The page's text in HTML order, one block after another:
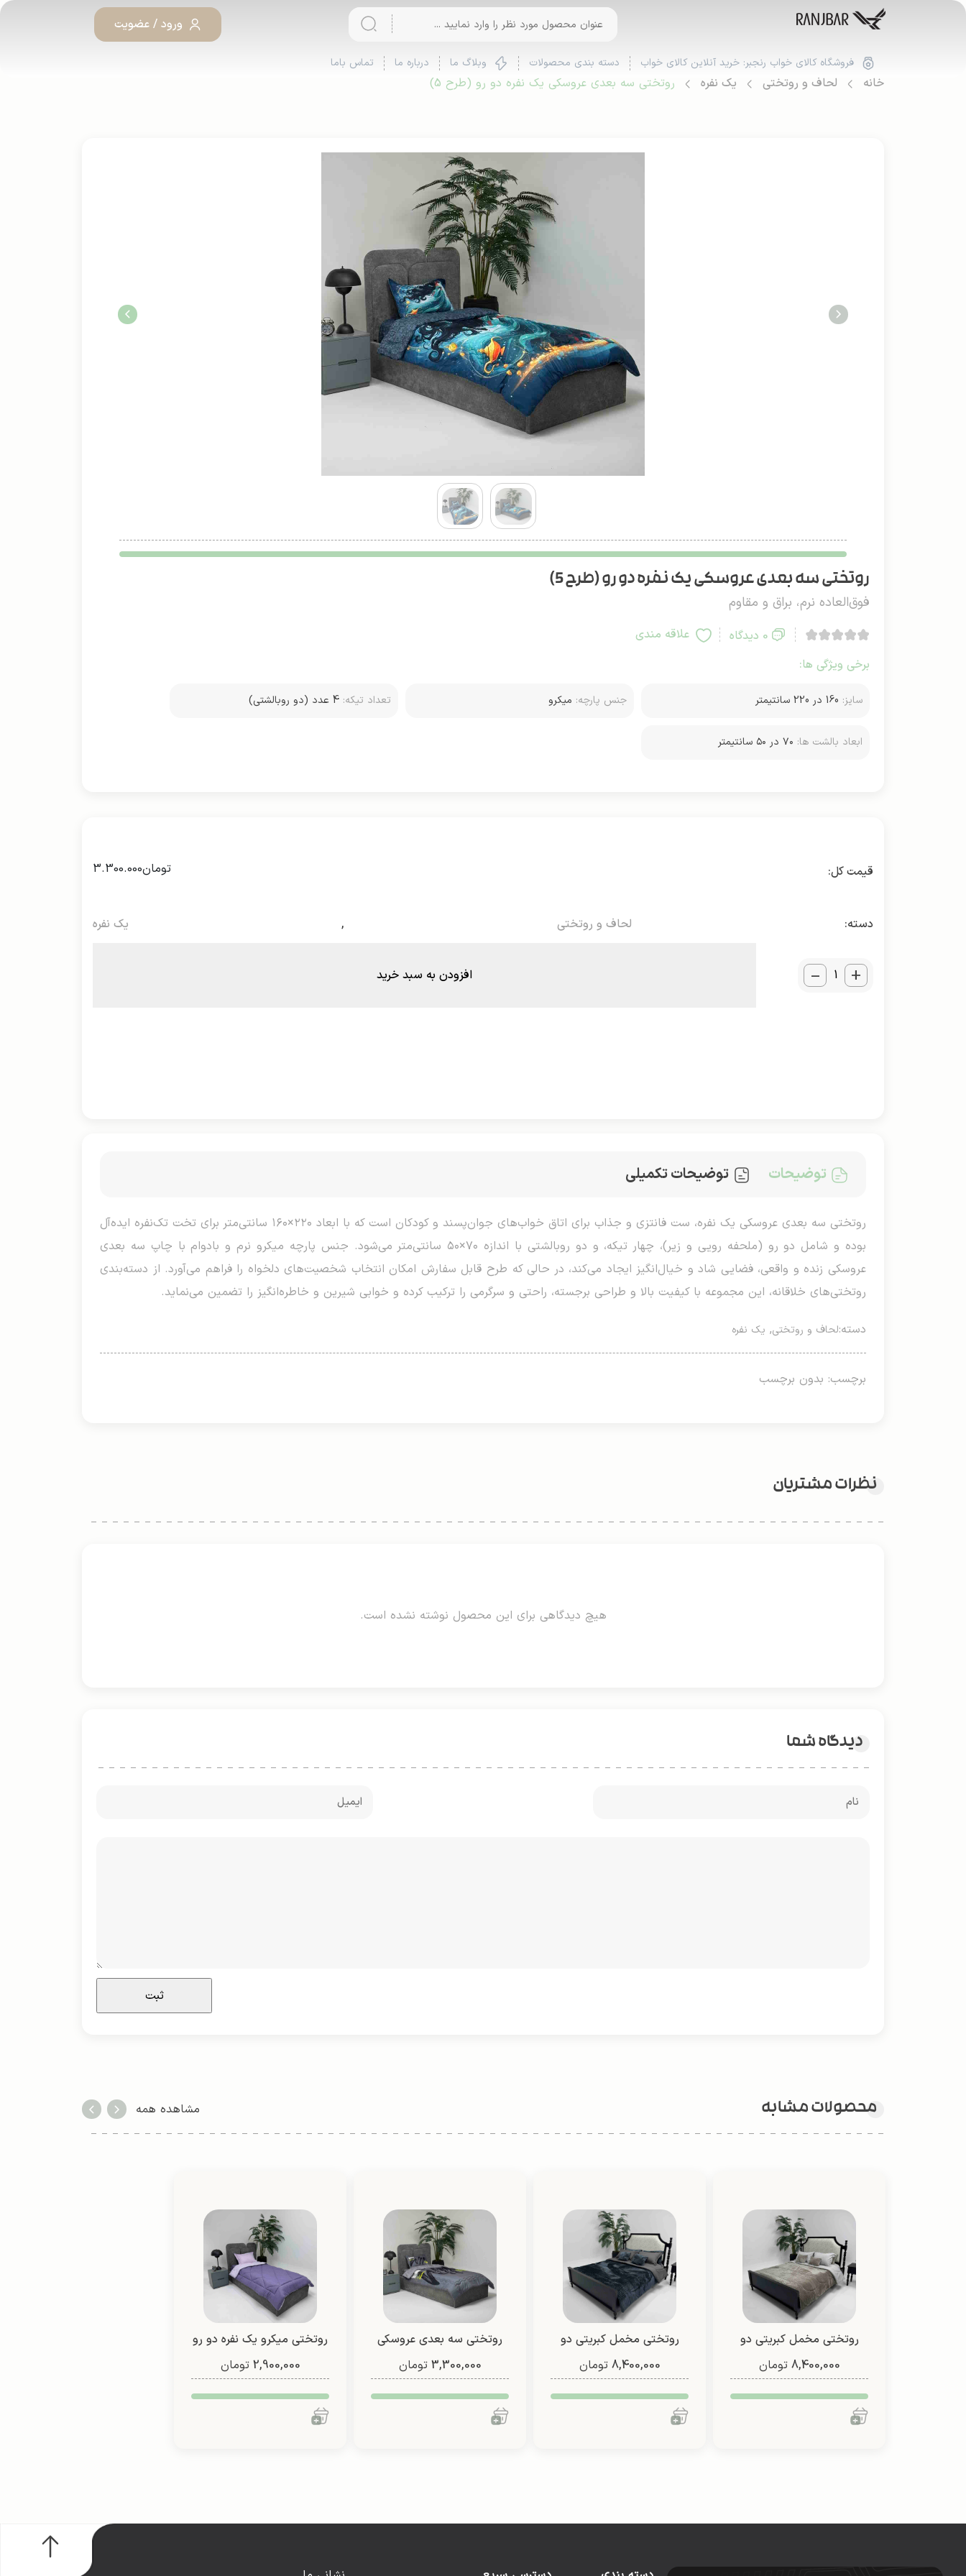
ورود / عضویت
فروشگاه کالای خواب رنجبر: خرید آنلاین کالای خواب دسته بندی محصولات وبلاگ ما درباره ما تماس باما
خانه لحاف و روتختی یک نفره روتختی سه بعدی عروسکی یک نفره دو رو (طرح 5)
روتختی سه بعدی عروسکی یک نفره دو رو (طرح 5)
فوق‌العاده نرم، براق و مقاوم
0 دیدگاه
علاقه مندی
برخی ویژگی ها:
سایز: 160 در 220 سانتیمتر جنس پارچه: میکرو تعداد تیکه: 4 عدد (دو روبالشتی)
ابعاد بالشت ها: ۷۰ در ۵۰ سانتیمتر
تومان3.300.000
دسته: لحاف و روتختی , یک نفره
_ + افزودن به سبد خرید
توضیحات توضیحات تکمیلی
روتختی سه بعدی عروسکی یک نفره، ست فانتزی و جذاب برای اتاق خواب‌های جوان‌پسند و کودکان است که با ابعاد ۲۲۰×۱۶۰ سانتی‌متر برای تخت تک‌نفره ایده‌آل
بوده و شامل دو رو (ملحفه رویی و زیر)، چهار تیکه، و دو روبالشتی با اندازه ۷۰×۵۰ سانتی‌متر می‌شود. جنس پارچه میکرو نرم و بادوام با چاپ سه بعدی
عروسکی زنده و واقعی، فضایی شاد و خیال‌انگیز ایجاد می‌کند، در حالی که طرح قابل سفارش امکان انتخاب شخصیت‌های دلخواه را فراهم می‌آورد. از دسته‌بندی
روتختی‌های خلاقانه، این مجموعه با کیفیت بالا و طراحی برجسته، راحتی و سرگرمی را ترکیب کرده و خوابی شیرین و خاطره‌انگیز را تضمین می‌نماید.
دسته:لحاف و روتختی, یک نفره
برچسب: بدون برچسب
نظرات مشتریان
هیچ دیدگاهی برای این محصول نوشته نشده است.
دیدگاه شما
محصولات مشابه مشاهده همه
روتختی مخمل کبریتی دو
نفره (طرح 4)
8,400,000 تومان
روتختی مخمل کبریتی دو
نفره (طرح 3)
8,400,000 تومان
روتختی سه بعدی عروسکی
یک نفره دو رو (طرح 2)
3,300,000 تومان
روتختی میکرو یک نفره دو رو
(طرح 3)
2,900,000 تومان